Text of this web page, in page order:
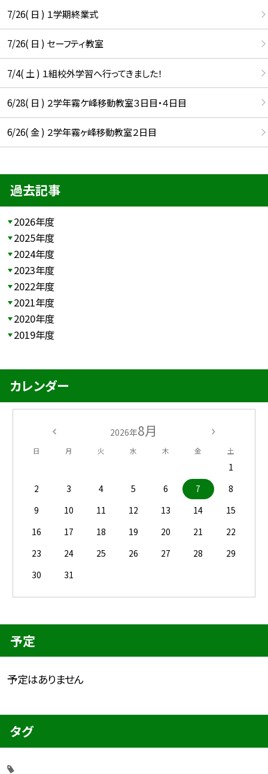
7/26( 日 ) １学期終業式
7/26( 日 ) セーフティ教室
7/4( 土 ) １組校外学習へ行ってきました！
6/28( 日 ) ２学年霧ケ峰移動教室３日目・４日目
6/26( 金 ) ２学年霧ヶ峰移動教室２日目
過去記事
2026年度
2025年度
2024年度
2023年度
2022年度
2021年度
2020年度
2019年度
カレンダー
2026年8月
日 月 火 水 木 金 土
1
2
3 4 5 6 7
8
9
10 11 12 13 14
15
16
17 18 19 20 21
22
23
24 25 26 27 28
29
30
31
予定
予定はありません
タグ